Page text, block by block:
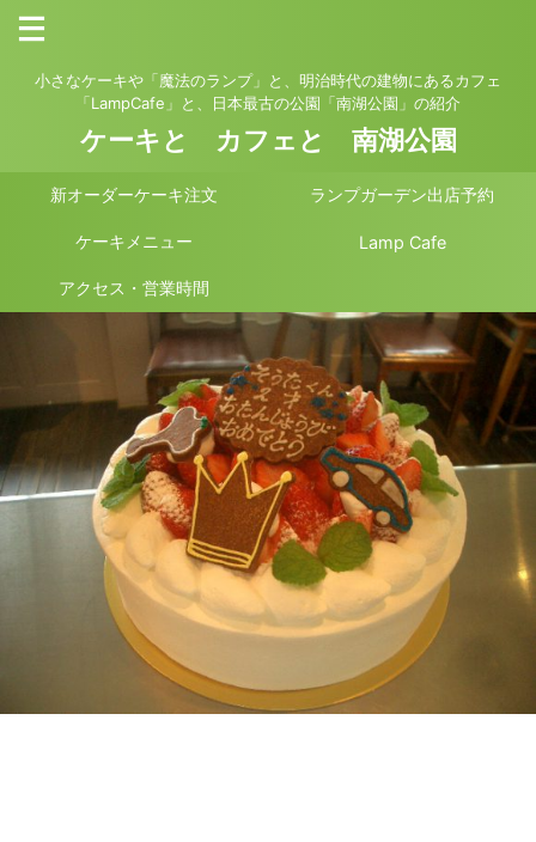
小さなケーキや「魔法のランプ」と、明治時代の建物にあるカフェ
「LampCafe」と、日本最古の公園「南湖公園」の紹介
ケーキと カフェと 南湖公園
新オーダーケーキ注文 ランプガーデン出店予約
ケーキメニュー Lamp Cafe
アクセス・営業時間